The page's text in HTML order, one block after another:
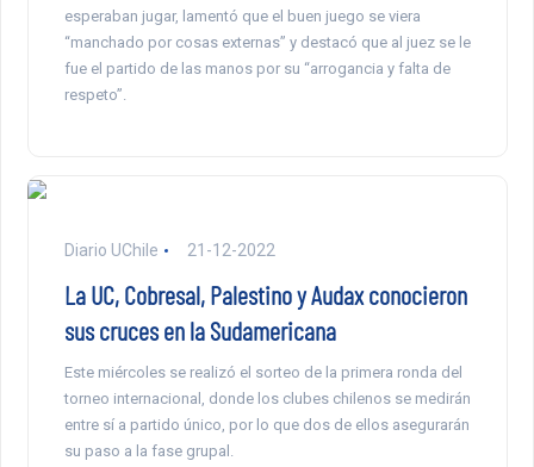
esperaban jugar, lamentó que el buen juego se viera
“manchado por cosas externas” y destacó que al juez se le
fue el partido de las manos por su “arrogancia y falta de
respeto”.
Diario UChile 21-12-2022
La UC, Cobresal, Palestino y Audax conocieron
sus cruces en la Sudamericana
Este miércoles se realizó el sorteo de la primera ronda del
torneo internacional, donde los clubes chilenos se medirán
entre sí a partido único, por lo que dos de ellos asegurarán
su paso a la fase grupal.